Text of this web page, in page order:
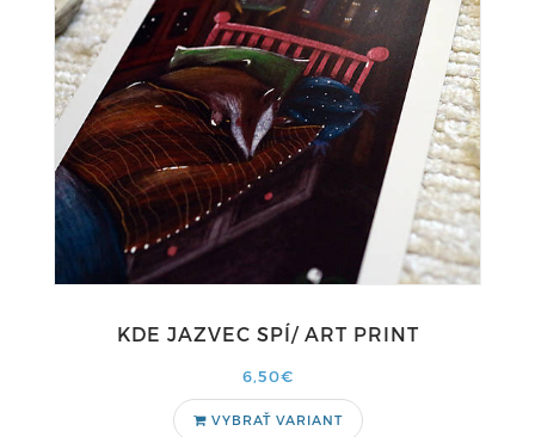
KDE JAZVEC SPÍ/ ART PRINT
6,50€
VYBRAŤ VARIANT